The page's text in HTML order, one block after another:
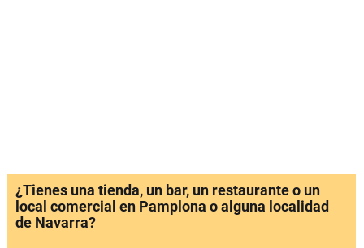
¿Tienes una tienda, un bar, un restaurante o un
local comercial en Pamplona o alguna localidad
de Navarra?